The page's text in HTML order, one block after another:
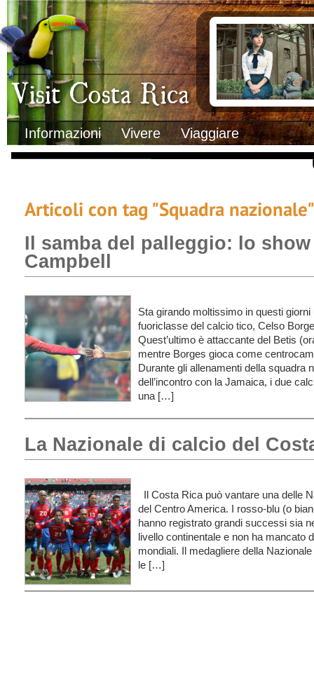
Visit Costa Rica
Informazioni Vivere Viaggiare
Clima
Geografia
Informazioni Geografiche
Letteratura e cultura
Gastronomia
Lo sapevi che
Musica
Natura
Storia
Trasporti Interni
Documenti
Italiani in Costa
L’ambasciata
Opportunità
Articoli con tag "Squadra nazionale"
Il samba del palleggio: lo
Campbell
Sta girando moltissimo in questi
fuoriclasse del calcio tico, Celso
Quest’ultimo è attaccante del Betis
mentre Borges gioca come
Durante gli allenamenti della squadra
dell’incontro con la Jamaica, i due
una […]
La Nazionale di calcio del
Il Costa Rica può vantare una delle
del Centro America. I rosso-blu (o
hanno registrato grandi successi sia
livello continentale e non ha mancato
mondiali. Il medagliere della
le […]